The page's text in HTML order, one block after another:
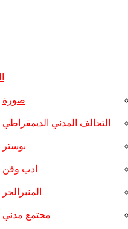
صورة
التحالف المدني الديمقراطي
بوستر
ادب وفن
المنبرالحر
مجتمع مدني